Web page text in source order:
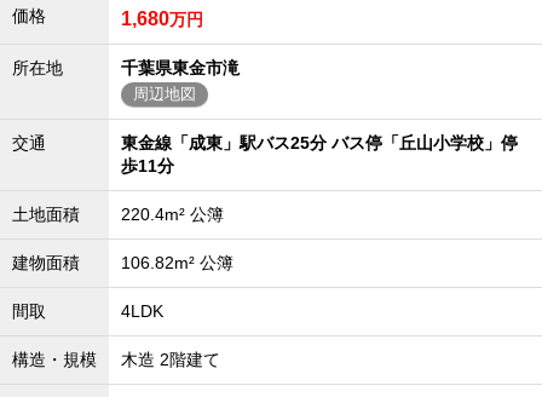
価格 1,680万円
所在地 千葉県東金市滝
周辺地図
交通
東金線「成東」駅バス25分 バス停「丘山小学校」停
歩11分
土地面積 220.4m² 公簿
建物面積 106.82m² 公簿
間取 4LDK
構造・規模 木造 2階建て
千葉市エリアの土地
外房エリアの新築一戸建
外房エリアの中古一戸建
外房エリアのマンション
外房エリアの土地
内房エリアの新築一戸建
内房エリアの中古一戸建
内房エリアのマンション
東京全域エリア
東京全域エリアの新築一戸建